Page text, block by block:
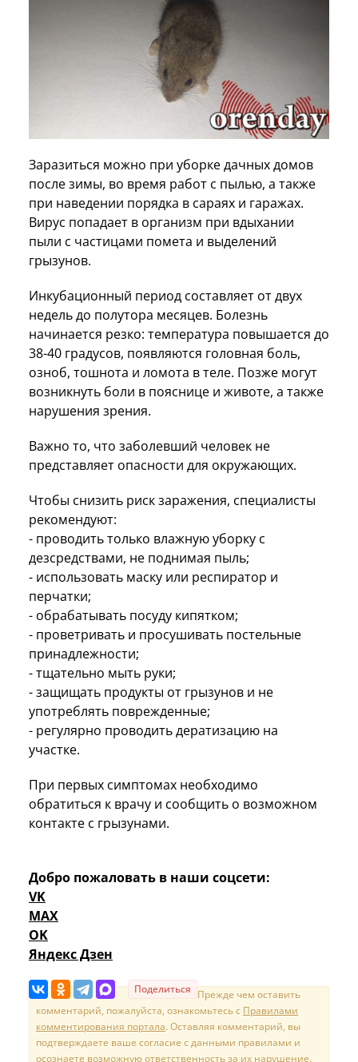
Заразиться можно при уборке дачных домов
после зимы, во время работ с пылью, а также
при наведении порядка в сараях и гаражах.
Вирус попадает в организм при вдыхании
пыли с частицами помета и выделений
грызунов.
Инкубационный период составляет от двух
недель до полутора месяцев. Болезнь
начинается резко: температура повышается до
38-40 градусов, появляются головная боль,
озноб, тошнота и ломота в теле. Позже могут
возникнуть боли в пояснице и животе, а также
нарушения зрения.
Важно то, что заболевший человек не
представляет опасности для окружающих.
Чтобы снизить риск заражения, специалисты
рекомендуют:
- проводить только влажную уборку с
дезсредствами, не поднимая пыль;
- использовать маску или респиратор и
перчатки;
- обрабатывать посуду кипятком;
- проветривать и просушивать постельные
принадлежности;
- тщательно мыть руки;
- защищать продукты от грызунов и не
употреблять поврежденные;
- регулярно проводить дератизацию на
участке.
При первых симптомах необходимо
обратиться к врачу и сообщить о возможном
контакте с грызунами.
Добро пожаловать в наши соцсети:
VK
MAX
OK
Яндекс Дзен
Поделиться Прежде чем оставить
комментарий, пожалуйста, ознакомьтесь с Правилами
комментирования портала. Оставляя комментарий, вы
подтверждаете ваше согласие с данными правилами и
осознаете возможную ответственность за их нарушение.